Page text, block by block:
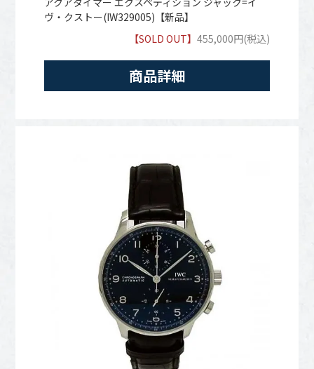
ヴ・クストー(IW329005)【新品】
【SOLD OUT】455,000円(税込)
商品詳細